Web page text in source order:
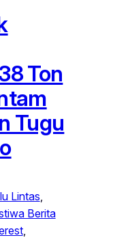
Ton
Tugu
Lintas
Berita